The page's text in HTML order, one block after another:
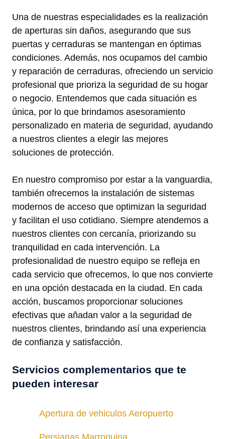
Una de nuestras especialidades es la realización
de aperturas sin daños, asegurando que sus
puertas y cerraduras se mantengan en óptimas
condiciones. Además, nos ocupamos del cambio
y reparación de cerraduras, ofreciendo un servicio
profesional que prioriza la seguridad de su hogar
o negocio. Entendemos que cada situación es
única, por lo que brindamos asesoramiento
personalizado en materia de seguridad, ayudando
a nuestros clientes a elegir las mejores
soluciones de protección.
En nuestro compromiso por estar a la vanguardia,
también ofrecemos la instalación de sistemas
modernos de acceso que optimizan la seguridad
y facilitan el uso cotidiano. Siempre atendemos a
nuestros clientes con cercanía, priorizando su
tranquilidad en cada intervención. La
profesionalidad de nuestro equipo se refleja en
cada servicio que ofrecemos, lo que nos convierte
en una opción destacada en la ciudad. En cada
acción, buscamos proporcionar soluciones
efectivas que añadan valor a la seguridad de
nuestros clientes, brindando así una experiencia
de confianza y satisfacción.
Servicios complementarios que te
pueden interesar
Apertura de vehiculos Aeropuerto
Persianas Marroquina